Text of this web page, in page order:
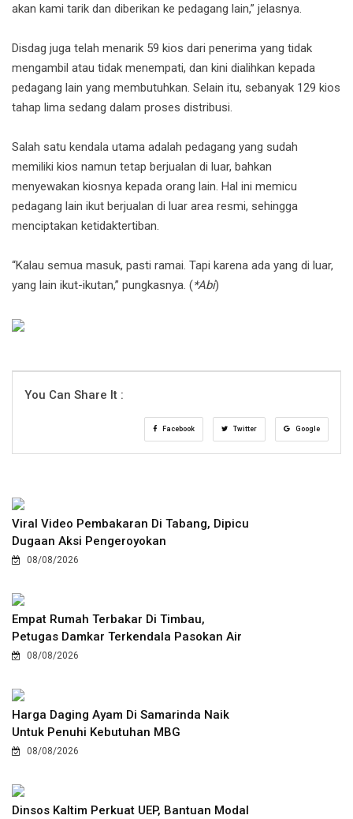
akan kami tarik dan diberikan ke pedagang lain,” jelasnya.
Disdag juga telah menarik 59 kios dari penerima yang tidak
mengambil atau tidak menempati, dan kini dialihkan kepada
pedagang lain yang membutuhkan. Selain itu, sebanyak 129 kios
tahap lima sedang dalam proses distribusi.
Salah satu kendala utama adalah pedagang yang sudah
memiliki kios namun tetap berjualan di luar, bahkan
menyewakan kiosnya kepada orang lain. Hal ini memicu
pedagang lain ikut berjualan di luar area resmi, sehingga
menciptakan ketidaktertiban.
“Kalau semua masuk, pasti ramai. Tapi karena ada yang di luar,
yang lain ikut-ikutan,” pungkasnya. (*Abi)
You Can Share It :
Facebook Twitter Google
Viral Video Pembakaran Di Tabang, Dipicu
Dugaan Aksi Pengeroyokan
08/08/2026
Empat Rumah Terbakar Di Timbau,
Petugas Damkar Terkendala Pasokan Air
08/08/2026
Harga Daging Ayam Di Samarinda Naik
Untuk Penuhi Kebutuhan MBG
08/08/2026
Dinsos Kaltim Perkuat UEP, Bantuan Modal